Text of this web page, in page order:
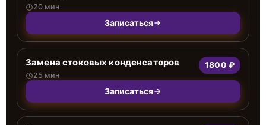
20 мин
Записаться
Замена стоковых конденсаторов
25 мин
1800 ₽
Записаться